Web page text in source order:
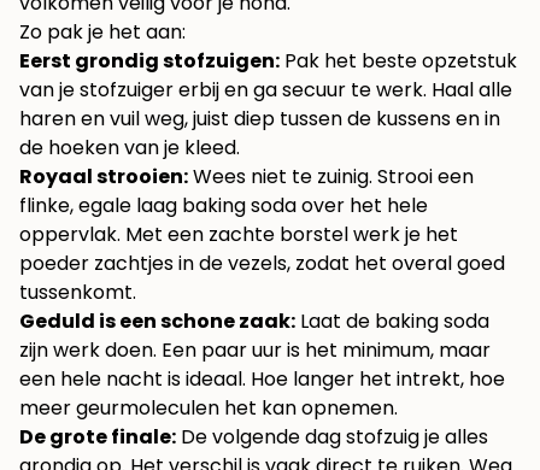
Zo pak je het aan:
Eerst grondig stofzuigen: Pak het beste opzetstuk
van je stofzuiger erbij en ga secuur te werk. Haal alle
haren en vuil weg, juist diep tussen de kussens en in
de hoeken van je kleed.
Royaal strooien:Wees niet te zuinig. Strooi een
flinke, egale laag baking soda over het hele
oppervlak. Met een zachte borstel werk je het
poeder zachtjes in de vezels, zodat het overal goed
tussenkomt.
Geduld is een schone zaak: Laat de baking soda
zijn werk doen. Een paar uur is het minimum, maar
een hele nacht is ideaal. Hoe langer het intrekt, hoe
meer geurmoleculen het kan opnemen.
De grote finale: De volgende dag stofzuig je alles